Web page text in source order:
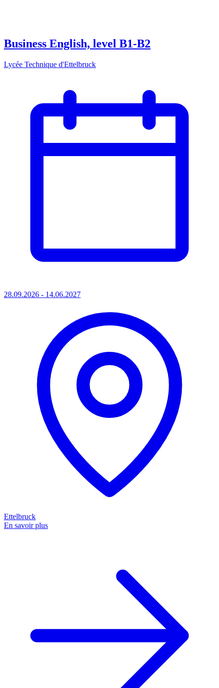
Business English, level B1-B2
Lycée Technique d'Ettelbruck
28.09.2026 - 14.06.2027
Ettelbruck
En savoir plus